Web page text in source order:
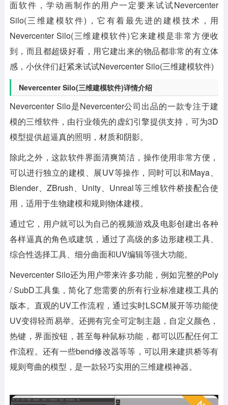
面软件，学动画制作的用户一定要来试试Nevercenter
Silo(三维建模软件)，它有着最先进的建模技术，用
Nevercenter Silo(三维建模软件)它来建模是非常方便收
到，而且都超级好看，用它建出来的物品都非常的有立体
感，小伙伴们赶紧来试试Nevercenter Silo(三维建模软件)
Nevercenter Silo(三维建模软件)详情介绍
Nevercenter Silo是Nevercenter公司出品的一款专注于建
模的三维软件，由行业领先的虚幻引擎提供支持，可为3D
模型提供超逼真的照明，材质和阴影。
除此之外，这款软件界面清爽简洁，操作使用非常方便，
可以进行独立的建模、展UV等操作，同时可以和Maya、
Blender、ZBrush、Unity、Unreal等三维软件桥接配合使
用，适用于生物建模和规则物体建模。
通过它，用户就可以为自己的视频游戏及电影创建出各种
各样逼真的角色或建筑，通过了高级的多边形建模工具、
综合性选择工具、细分曲面和UV编辑等强大功能。
Nevercenter Silo还为用户带来许多功能，例如完整的Poly
/ SubD工具集，简化了您需要的所有行业标准建模工具的
版本。直观的UV工作流程，通过实时LSCM展开等功能使
UV变得轻而易举。还拥有完全可定制主题，自定义颜色，
热键，界面按钮，甚至每种鼠标功能，都可以匹配任何工
作流程。还有一些bend修改器等等，可以用来建拱桥等有
规则弯曲的模型，是一款轻巧实用的三维建模神器。